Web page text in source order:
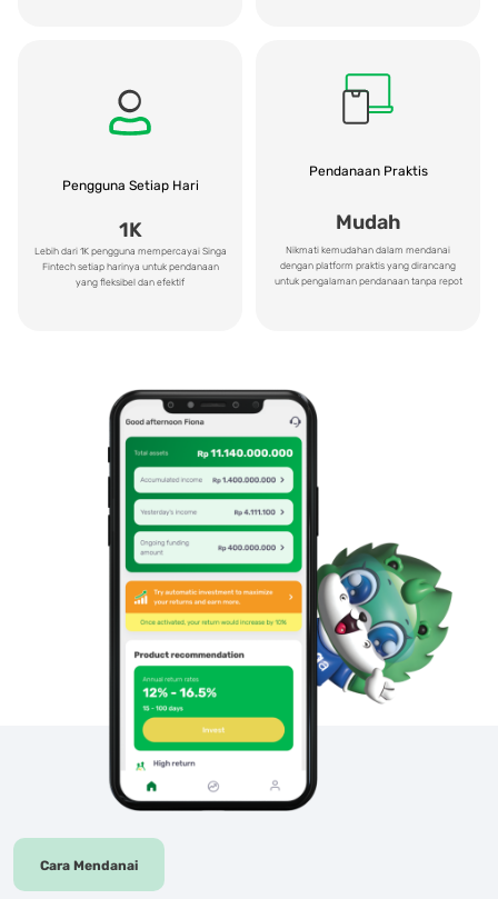
Pengguna Setiap Hari
1K
Lebih dari 1K pengguna mempercayai Singa
Fintech setiap harinya untuk pendanaan
yang fleksibel dan efektif
Pendanaan Praktis
Mudah
Nikmati kemudahan dalam mendanai
dengan platform praktis yang dirancang
untuk pengalaman pendanaan tanpa repot
Cara Mendanai